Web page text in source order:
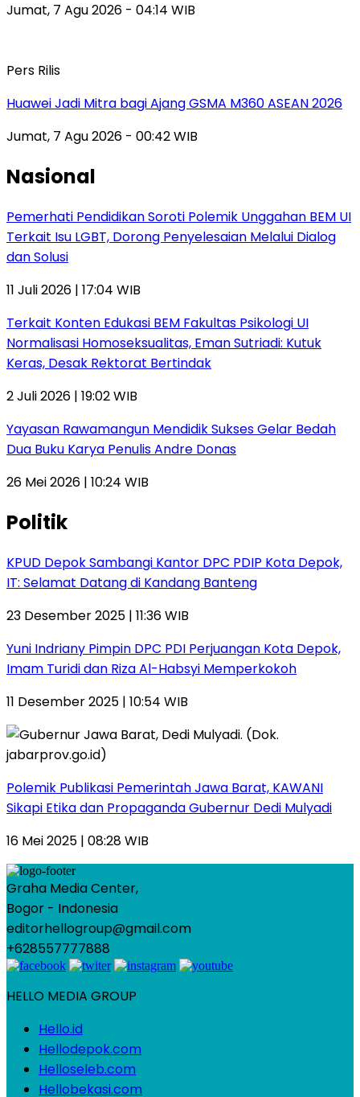
Jumat, 7 Agu 2026 - 04:14 WIB
Pers Rilis
Huawei Jadi Mitra bagi Ajang GSMA M360 ASEAN 2026
Jumat, 7 Agu 2026 - 00:42 WIB
Nasional
Pemerhati Pendidikan Soroti Polemik Unggahan BEM UI
Terkait Isu LGBT, Dorong Penyelesaian Melalui Dialog
dan Solusi
11 Juli 2026 | 17:04 WIB
Terkait Konten Edukasi BEM Fakultas Psikologi UI
Normalisasi Homoseksualitas, Eman Sutriadi: Kutuk
Keras, Desak Rektorat Bertindak
2 Juli 2026 | 19:02 WIB
Yayasan Rawamangun Mendidik Sukses Gelar Bedah
Dua Buku Karya Penulis Andre Donas
26 Mei 2026 | 10:24 WIB
Politik
KPUD Depok Sambangi Kantor DPC PDIP Kota Depok,
IT: Selamat Datang di Kandang Banteng
23 Desember 2025 | 11:36 WIB
Yuni Indriany Pimpin DPC PDI Perjuangan Kota Depok,
Imam Turidi dan Riza Al-Habsyi Memperkokoh
11 Desember 2025 | 10:54 WIB
Polemik Publikasi Pemerintah Jawa Barat, KAWANI
Sikapi Etika dan Propaganda Gubernur Dedi Mulyadi
16 Mei 2025 | 08:28 WIB
Graha Media Center,
Bogor - Indonesia
editorhellogroup@gmail.com
+628557777888
HELLO MEDIA GROUP
Hello.id
Hellodepok.com
Helloseleb.com
Hellobekasi.com